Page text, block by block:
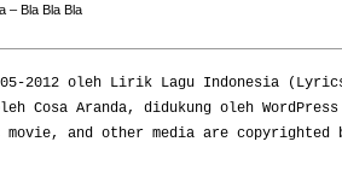
– Bla Bla Bla
2012 oleh Lirik Lagu Indonesia (
Cosa Aranda, didukung oleh WordPress
movie, and other media are